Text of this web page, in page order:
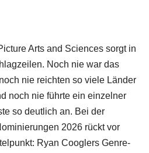
Arts and Sciences sorgt in
Noch nie war das
nie reichten so viele Länder
noch nie führte ein einzelner
so deutlich an. Bei der
2026 rückt vor
Ryan Cooglers Genre-